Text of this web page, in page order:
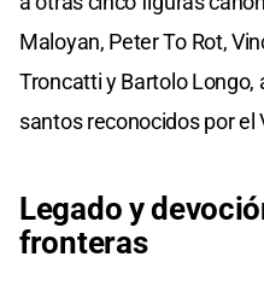
Maloyan, Peter To Rot,
Troncatti y Bartolo Longo,
santos reconocidos por el
Legado y
fronteras